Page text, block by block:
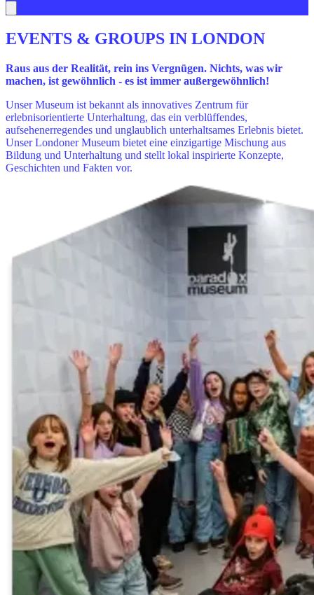
EVENTS & GROUPS IN LONDON
Raus aus der Realität, rein ins Vergnügen. Nichts, was wir
machen, ist gewöhnlich - es ist immer außergewöhnlich!
Unser Museum ist bekannt als innovatives Zentrum für
erlebnisorientierte Unterhaltung, das ein verblüffendes,
aufsehenerregendes und unglaublich unterhaltsames Erlebnis bietet.
Unser Londoner Museum bietet eine einzigartige Mischung aus
Bildung und Unterhaltung und stellt lokal inspirierte Konzepte,
Geschichten und Fakten vor.